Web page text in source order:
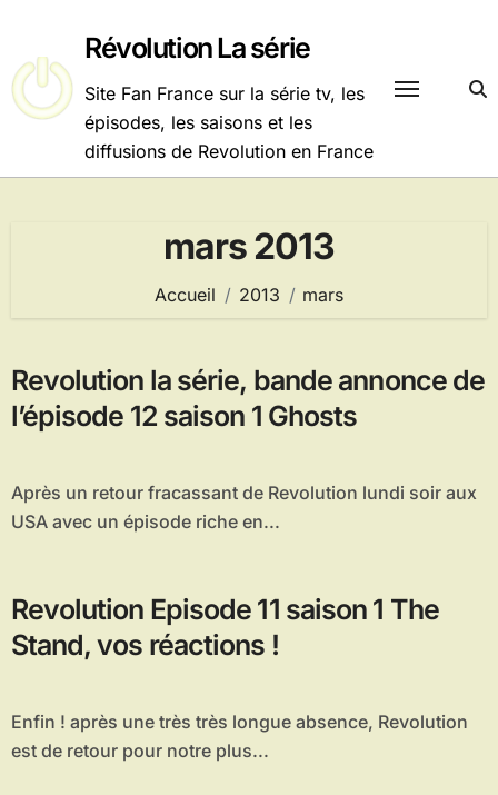
contenu
Révolution La série
Site Fan France sur la série tv, les
épisodes, les saisons et les
diffusions de Revolution en France
mars 2013
Accueil 2013 mars
Revolution la série, bande annonce de
l’épisode 12 saison 1 Ghosts
Après un retour fracassant de Revolution lundi soir aux
USA avec un épisode riche en...
Revolution Episode 11 saison 1 The
Stand, vos réactions !
Enfin ! après une très très longue absence, Revolution
est de retour pour notre plus...